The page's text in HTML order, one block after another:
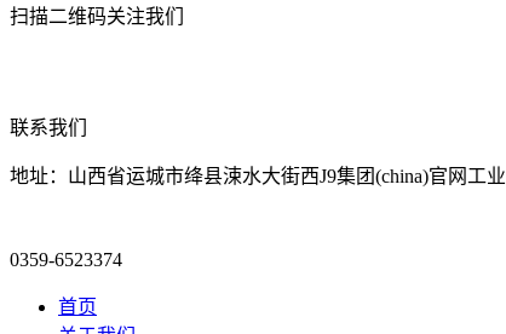
扫描二维码关注我们
联系我们
地址：山西省运城市绛县涑水大街西J9集团(china)官网工
0359-6523374
首页